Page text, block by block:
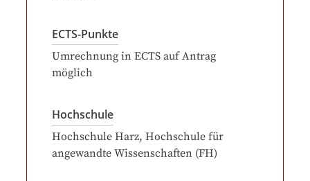
ECTS-Punkte
Umrechnung in ECTS auf Antrag
möglich
Hochschule
Hochschule Harz, Hochschule für
angewandte Wissenschaften (FH)